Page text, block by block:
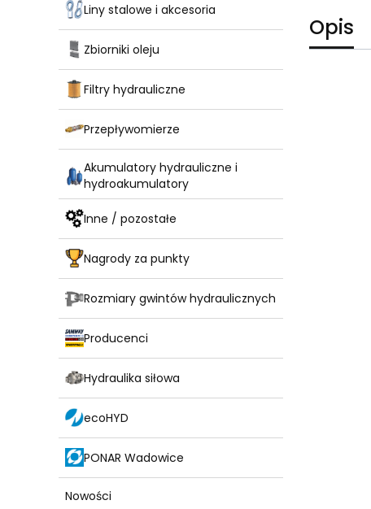
Liny stalowe i akcesoria
Zbiorniki oleju
Filtry hydrauliczne
Przepływomierze
Akumulatory hydrauliczne i
hydroakumulatory
Inne / pozostałe
Nagrody za punkty
Rozmiary gwintów hydraulicznych
Producenci
Hydraulika siłowa
ecoHYD
PONAR Wadowice
Nowości
Opis